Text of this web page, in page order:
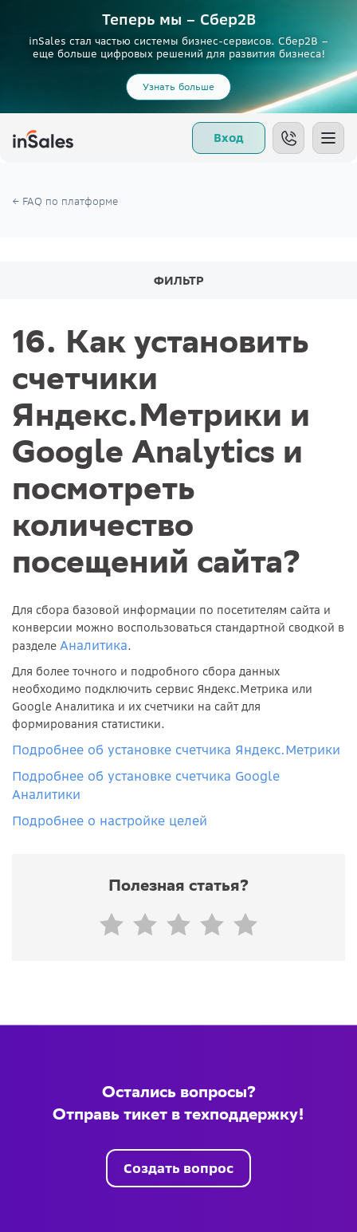
Теперь мы – Сбер2B
inSales стал частью системы бизнес-сервисов. Сбер2В –
еще больше цифровых решений для развития бизнеса!
Узнать больше
Вход
FAQ по платформе
ФИЛЬТР
16. Как установить
счетчики
Яндекс.Метрики и
Google Analytics и
посмотреть
количество
посещений сайта?
Для сбора базовой информации по посетителям сайта и
конверсии можно воспользоваться стандартной сводкой в
разделе Аналитика.
Для более точного и подробного сбора данных
необходимо подключить сервис Яндекс.Метрика или
Google Аналитика и их счетчики на сайт для
формирования статистики.
Подробнее об установке счетчика Яндекс.Метрики
Подробнее об установке счетчика Google
Аналитики
Подробнее о настройке целей
Полезная статья?
Остались вопросы?
Отправь тикет в техподдержку!
Создать вопрос